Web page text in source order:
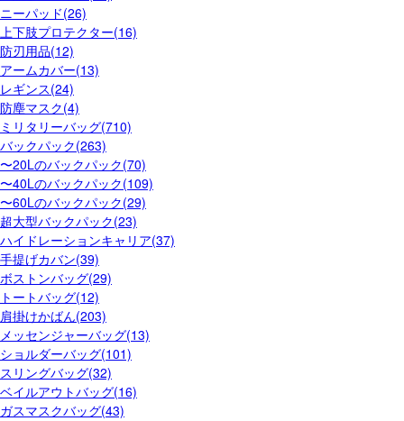
ニーパッド(26)
上下肢プロテクター(16)
防刃用品(12)
アームカバー(13)
レギンス(24)
防塵マスク(4)
ミリタリーバッグ(710)
バックパック(263)
〜20Lのバックパック(70)
〜40Lのバックパック(109)
〜60Lのバックパック(29)
超大型バックパック(23)
ハイドレーションキャリア(37)
手提げカバン(39)
ボストンバッグ(29)
トートバッグ(12)
肩掛けかばん(203)
メッセンジャーバッグ(13)
ショルダーバッグ(101)
スリングバッグ(32)
ベイルアウトバッグ(16)
ガスマスクバッグ(43)